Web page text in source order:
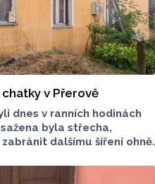
v Přerově
dnes v ranních hodinách
byla střecha,
dalšímu šíření ohně.